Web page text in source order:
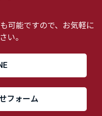
可能ですので、お気軽に
い。
フォーム